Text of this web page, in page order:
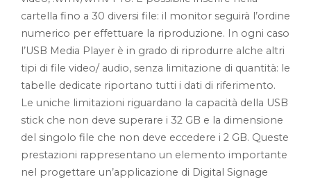
cartella fino a 30 diversi file: il monitor seguirà l’ordine
numerico per effettuare la riproduzione. In ogni caso
l’USB Media Player è in grado di riprodurre alche altri
tipi di file video/ audio, senza limitazione di quantità: le
tabelle dedicate riportano tutti i dati di riferimento.
Le uniche limitazioni riguardano la capacità della USB
stick che non deve superare i 32 GB e la dimensione
del singolo file che non deve eccedere i 2 GB. Queste
prestazioni rappresentano un elemento importante
nel progettare un’applicazione di Digital Signage